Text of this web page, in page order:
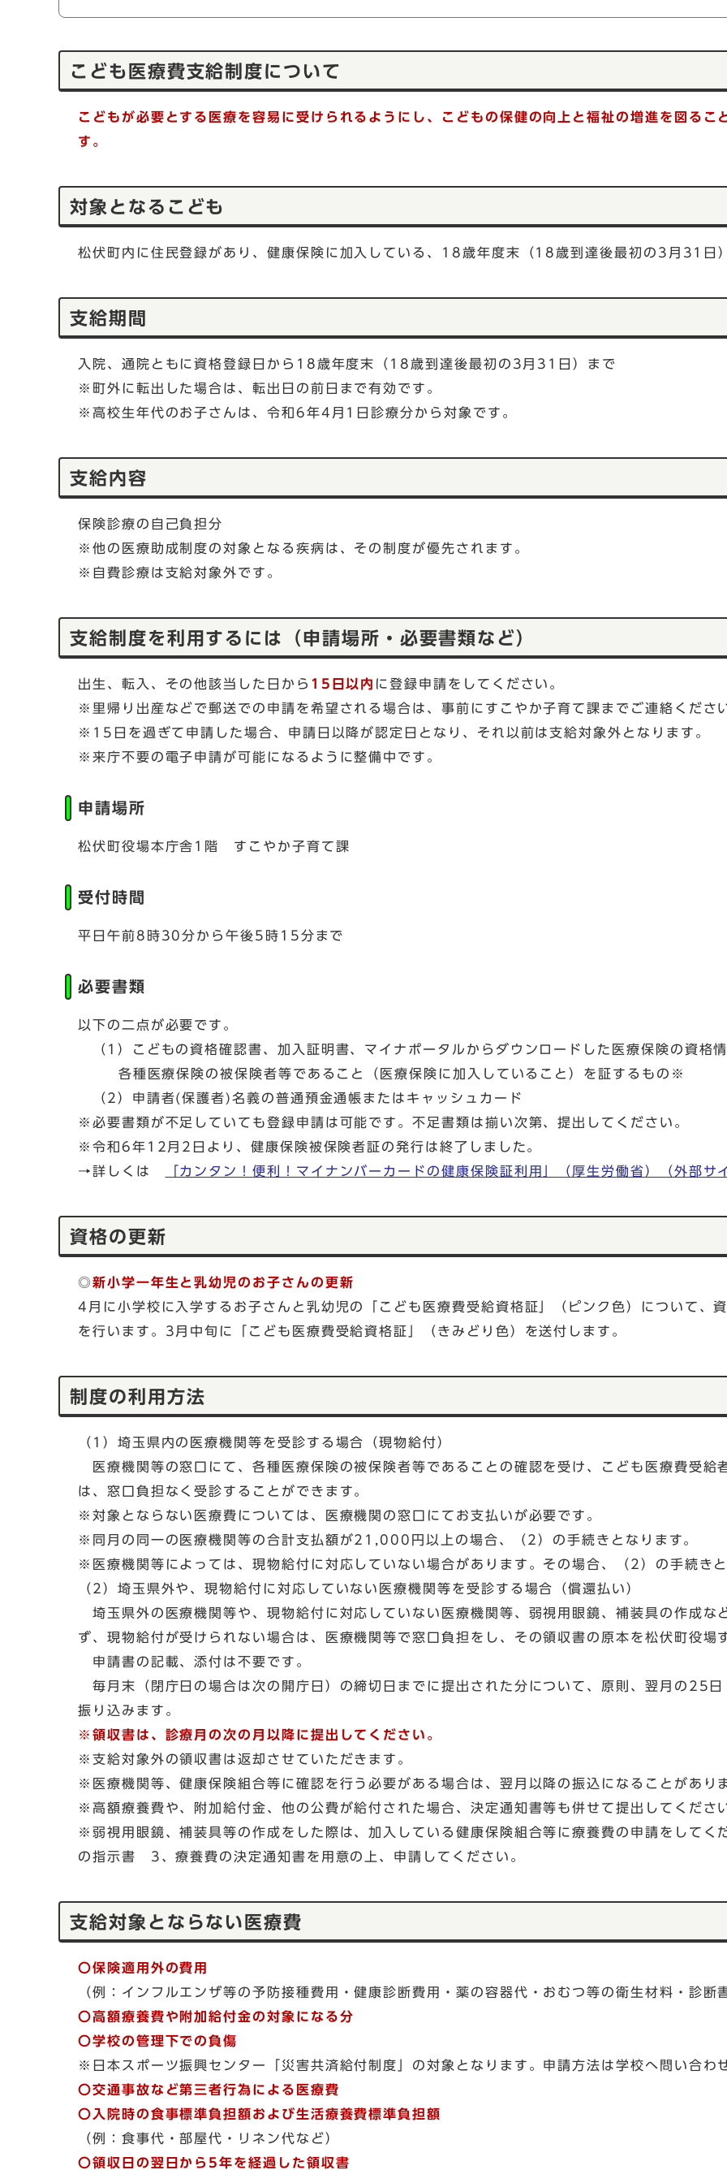
こども医療費支給制度について
こどもが必要とする医療を容易に受けられるようにし、こどもの保健の向上と福祉の増進を図る
す。
対象となるこども
松伏町内に住民登録があり、健康保険に加入している、18歳年度末（18歳到達後最初の3月31日
支給期間
入院、通院ともに資格登録日から18歳年度末（18歳到達後最初の3月31日）まで
※町外に転出した場合は、転出日の前日まで有効です。
※高校生年代のお子さんは、令和6年4月1日診療分から対象です。
支給内容
保険診療の自己負担分
※他の医療助成制度の対象となる疾病は、その制度が優先されます。
※自費診療は支給対象外です。
支給制度を利用するには（申請場所・必要書類など）
出生、転入、その他該当した日から 15日以内 に登録申請をしてください。
※里帰り出産などで郵送での申請を希望される場合は、事前にすこやか子育て課までご連絡くださ
※15日を過ぎて申請した場合、申請日以降が認定日となり、それ以前は支給対象外となります。
※来庁不要の電子申請が可能になるように整備中です。
申請場所
松伏町役場本庁舎1階 すこやか子育て課
受付時間
平日午前8時30分から午後5時15分まで
必要書類
以下の二点が必要です。
（1）こどもの資格確認書、加入証明書、マイナポータルからダウンロードした医療保険の資格
各種医療保険の被保険者等であること（医療保険に加入していること）を証するもの※
（2）申請者(保護者)名義の普通預金通帳またはキャッシュカード
※必要書類が不足していても登録申請は可能です。不足書類は揃い次第、提出してください。
※令和6年12月2日より、健康保険被保険者証の発行は終了しました。
→詳しくは
「カンタン！便利！マイナンバーカードの健康保険証利用」（厚生労働省）（外部サ
資格の更新
◎新小学一年生と乳幼児のお子さんの更新
4月に小学校に入学するお子さんと乳幼児の「こども医療費受給資格証」（ピンク色）について、
を行います。3月中旬に「こども医療費受給資格証」（きみどり色）を送付します。
制度の利用方法
（1）埼玉県内の医療機関等を受診する場合（現物給付）
医療機関等の窓口にて、各種医療保険の被保険者等であることの確認を受け、こども医療費受給
は、窓口負担なく受診することができます。
※対象とならない医療費については、医療機関の窓口にてお支払いが必要です。
※同月の同一の医療機関等の合計支払額が21,000円以上の場合、（2）の手続きとなります。
※医療機関等によっては、現物給付に対応していない場合があります。その場合、（2）の手続き
（2）埼玉県外や、現物給付に対応していない医療機関等を受診する場合（償還払い）
埼玉県外の医療機関等や、現物給付に対応していない医療機関等、弱視用眼鏡、補装具の作成な
ず、現物給付が受けられない場合は、医療機関等で窓口負担をし、その領収書の原本を松伏町役場
申請書の記載、添付は不要です。
毎月末（閉庁日の場合は次の開庁日）の締切日までに提出された分について、原則、翌月の25
振り込みます。
※領収書は、診療月の次の月以降に提出してください。
※支給対象外の領収書は返却させていただきます。
※医療機関等、健康保険組合等に確認を行う必要がある場合は、翌月以降の振込になることがあり
※高額療養費や、附加給付金、他の公費が給付された場合、決定通知書等も併せて提出してくださ
※弱視用眼鏡、補装具等の作成をした際は、加入している健康保険組合等に療養費の申請をして
の指示書 3、療養費の決定通知書を用意の上、申請してください。
支給対象とならない医療費
〇保険適用外の費用
（例：インフルエンザ等の予防接種費用・健康診断費用・薬の容器代・おむつ等の衛生材料・診断
〇高額療養費や附加給付金の対象になる分
〇学校の管理下での負傷
※日本スポーツ振興センター「災害共済給付制度」の対象となります。申請方法は学校へ問い合わ
〇交通事故など第三者行為による医療費
〇入院時の食事標準負担額および生活療養費標準負担額
（例：食事代・部屋代・リネン代など）
〇領収日の翌日から5年を経過した領収書